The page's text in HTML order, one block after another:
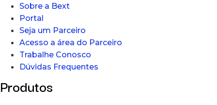
Sobre a Bext
Portal
Seja um Parceiro
Acesso a área do Parceiro
Trabalhe Conosco
Dúvidas Frequentes
Produtos